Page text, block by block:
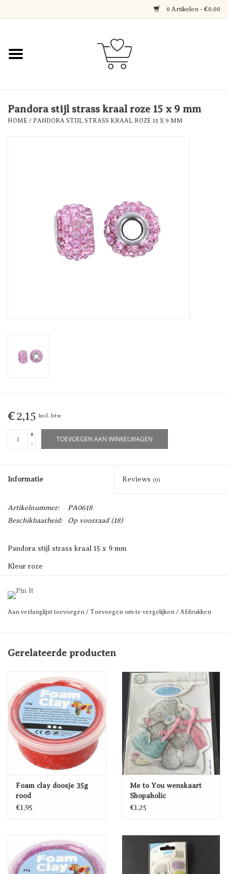
0 Artikelen - €0,00
Home
Decoratie
Pandora stijl strass kraal roze 15 x 9 mm
HOME / PANDORA STIJL STRASS KRAAL ROZE 15 X 9 MM
€2,15 Incl. btw
+
-
TOEVOEGEN AAN WINKELWAGEN
Informatie Reviews (0)
Artikelnummer:
PA0618
Beschikbaarheid:
Op voorraad(18)
Pandora stijl strass kraal 15 x 9 mm
Kleur roze
Aan verlanglijst toevoegen / Toevoegen om te vergelijken / Afdrukken
Gerelateerde producten
Foam clay doosje 35g
rood
€1,95
Me to You wenskaart
Shopaholic
€1,25